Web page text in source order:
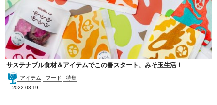
サステナブル食材＆アイテムでこの春スタート、みそ玉生活！
アイテム フード 特集
2022.03.19